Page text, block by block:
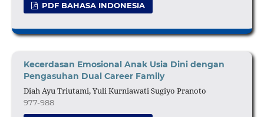
PDF BAHASA INDONESIA
Kecerdasan Emosional Anak Usia Dini dengan
Pengasuhan Dual Career Family
Diah Ayu Triutami, Yuli Kurniawati Sugiyo Pranoto
977-988